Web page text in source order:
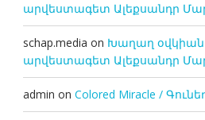
արվեստագետ Ալեքսանդր
schap.media on Խաղաղ
արվեստագետ Ալեքսանդր
admin on Colored Miracle /